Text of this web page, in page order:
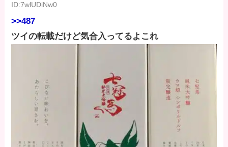
ID:7wlUDiNw0
>>487
ツイの転載だけど気合入ってるよこれ